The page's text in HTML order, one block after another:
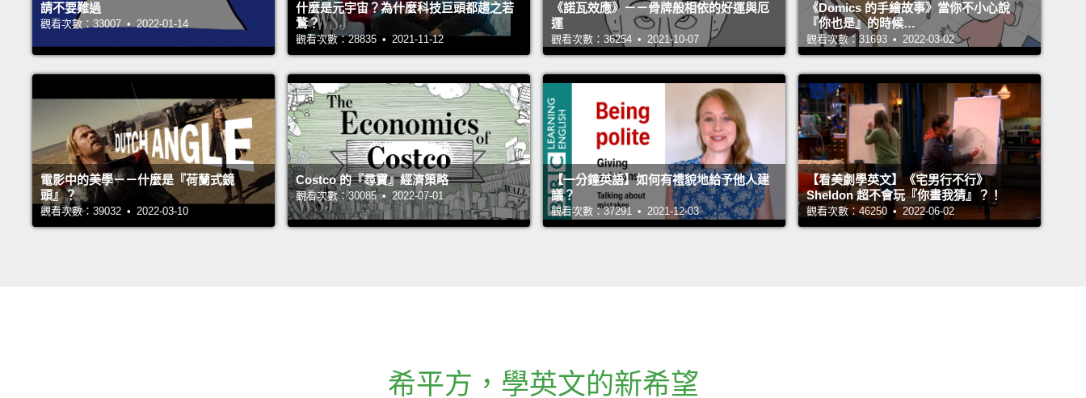
請不要難過
觀看次數：33007 • 2022-01-14
什麼是元宇宙？為什麼科技巨頭都趨之若
鶩？
觀看次數：28835 • 2021-11-12
《諾瓦效應》－－骨牌般相依的好運與厄
運
觀看次數：36254 • 2021-10-07
《Domics 的手繪故事》當你不小心說
『你也是』的時候…
觀看次數：31693 • 2022-03-02
電影中的美學－－什麼是『荷蘭式鏡
頭』？
觀看次數：39032 • 2022-03-10
Costco 的『尋寶』經濟策略
觀看次數：30085 • 2022-07-01
【一分鐘英語】如何有禮貌地給予他人建
議？
觀看次數：37291 • 2021-12-03
【看美劇學英文】《宅男行不行》
Sheldon 超不會玩『你畫我猜』？！
觀看次數：46250 • 2022-06-02
希平方 ， 學英文的新希望